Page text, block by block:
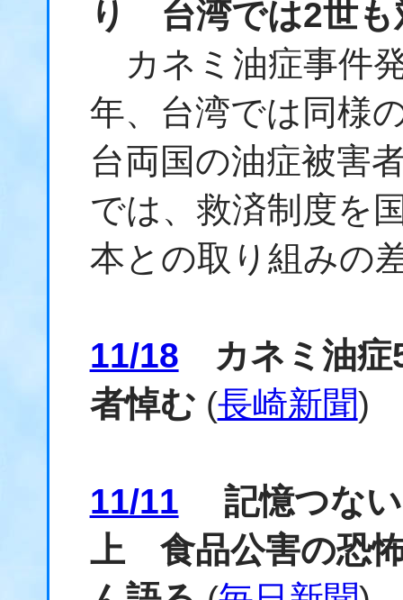
り 台湾では2世も
カネミ油症事件
年、台湾では同様
台両国の油症被害
では、救済制度を
本との取り組みの
11/18 カネミ油
者悼む (長崎新聞)
11/11 記憶つな
上 食品公害の恐